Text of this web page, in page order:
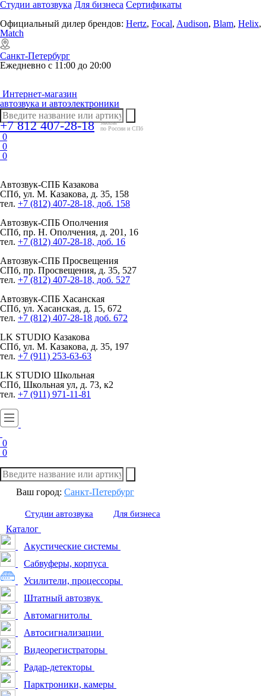
Студии автозвука Для бизнеса Сертификаты
Официальный дилер брендов: Hertz, Focal, Audison, Blam, Helix,
Match
Санкт-Петербург
Ежедневно с 11:00 до 20:00
Интернет-магазин
автозвука и автоэлектроники
+7 812 407-28-18
заказы
по России и СПб
0
0
0
Автозвук-СПБ Казакова
СПб, ул. М. Казакова, д. 35, 158
тел. +7 (812) 407-28-18, доб. 158
Автозвук-СПБ Ополчения
СПб, пр. Н. Ополчения, д. 201, 16
тел. +7 (812) 407-28-18, доб. 16
Автозвук-СПБ Просвещения
СПб, пр. Просвещения, д. 35, 527
тел. +7 (812) 407-28-18, доб. 527
Автозвук-СПБ Хасанская
СПб, ул. Хасанская, д. 15, 672
тел. +7 (812) 407-28-18 доб. 672
LK STUDIO Казакова
СПб, ул. М. Казакова, д. 35, 197
тел. +7 (911) 253-63-63
LK STUDIO Школьная
СПб, Школьная ул, д. 73, к2
тел. +7 (911) 971-11-81
0
0
Ваш город: Санкт-Петербург
Студии автозвука Для бизнеса
Каталог
Акустические системы
Сабвуферы, корпуса
Усилители, процессоры
Штатный автозвук
Автомагнитолы
Автосигнализации
Видеорегистраторы
Радар-детекторы
Парктроники, камеры